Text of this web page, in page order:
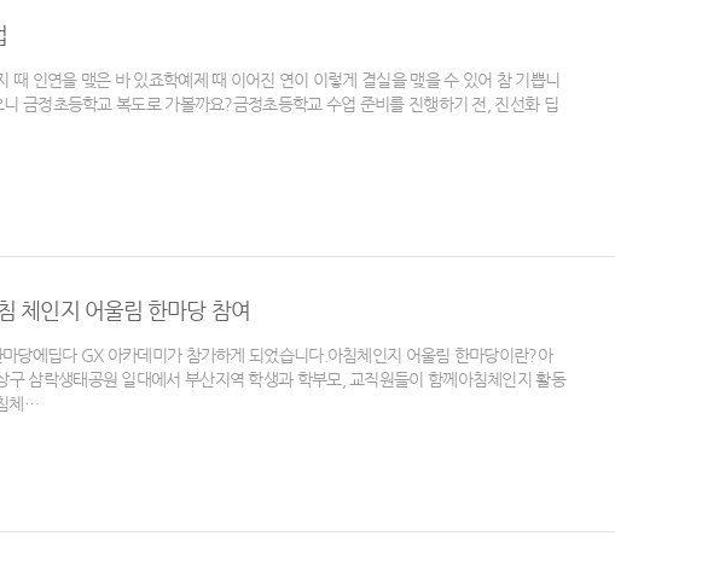
인연을 맺은 바 있죠학예제 때 이어진 연이 이렇게 결실을 맺을 수 있어 참 기쁩니
금정초등학교 복도로 가볼까요?​금정초등학교 수업 준비를 진행하기 전, 진선화 딥
체인지 어울림 한마당 참여
당에딥다 GX 아카데미가 참가하게 되었습니다.​아침체인지 어울림 한마당이란?아
삼락생태공원 일대에서 부산지역 학생과 학부모, 교직원들이 함께아침체인지 활동
체…